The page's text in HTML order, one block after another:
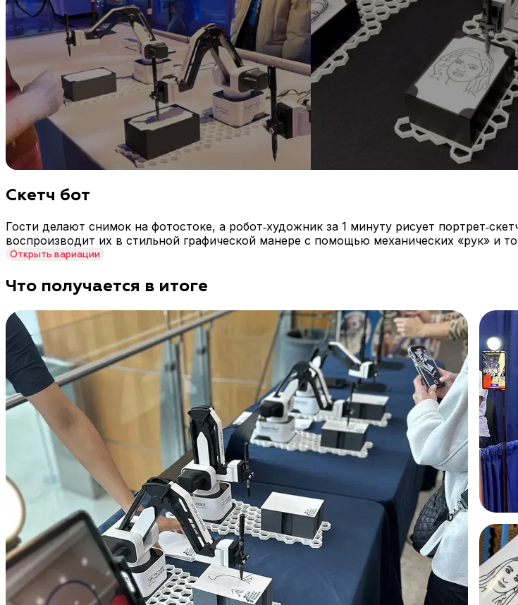
Скетч бот
Гости делают снимок на фотостоке, а робот‑художник за 1 минуту рисует
воспроизводит их в стильной графической манере с помощью механических «рук» и
Открыть вариации
Портрет каждому гостю (быстрый
поток)
Классический формат “сделал фото
→ получил скетч”. По сути это
автомат для рисования портретов:
понятно, быстро, без долгих
инструкций.
Скетч бот для мероприятий (стенд/
презентация)
Сценарий под выставку: робот-
художник привлекает посетителей,
ассистент помогает выстроить
очередь и собирает контакт и
комментарий по вашему регламенту.
Здесь особенно уместен портрет, как
подарок для потенциальных и
реальных клиентов.
Если
как
Что получается в итоге